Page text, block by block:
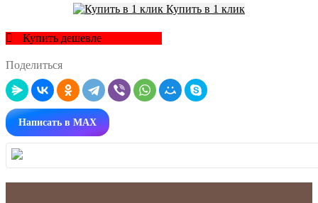
Купить в 1 клик
Купить дешевле
Поделиться
Написать в MAX